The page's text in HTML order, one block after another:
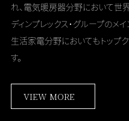
れ、 電気暖房器分野において世
ディンプレックス・グループのメイ
生活家電分野においてもトップ
す。
VIEW MORE